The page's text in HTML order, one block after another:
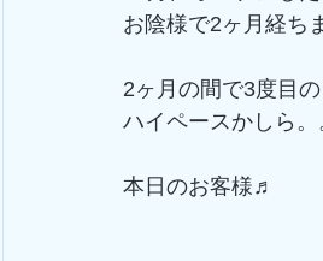
お陰様で2ヶ月経ち
2ヶ月の間で3度目の
ハイペースかしら。
本日のお客様♬